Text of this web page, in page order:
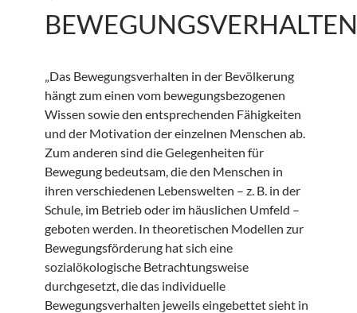
BEWEGUNGSVERHALTEN
„Das Bewegungsverhalten in der Bevölkerung
hängt zum einen vom bewegungsbezogenen
Wissen sowie den entsprechenden Fähigkeiten
und der Motivation der einzelnen Menschen ab.
Zum anderen sind die Gelegenheiten für
Bewegung bedeutsam, die den Menschen in
ihren verschiedenen Lebenswelten – z. B. in der
Schule, im Betrieb oder im häuslichen Umfeld –
geboten werden. In theoretischen Modellen zur
Bewegungsförderung hat sich eine
sozialökologische Betrachtungsweise
durchgesetzt, die das individuelle
Bewegungsverhalten jeweils eingebettet sieht in